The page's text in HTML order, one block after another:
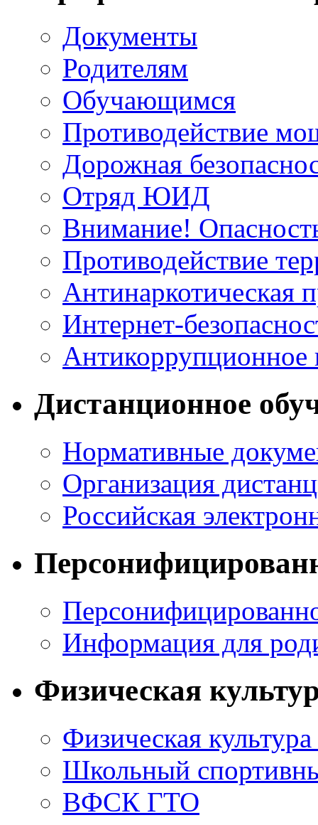
Документы
Родителям
Обучающимся
Противодействие
Дорожная
Отряд ЮИД
Внимание!
Противодействие
Антинаркотическая
Интернет-
Антикоррупционное
Дистанционное
Нормативные
Организация
Российская
Информация для
Физическая
Физическая
Школьный
ВФСК ГТО